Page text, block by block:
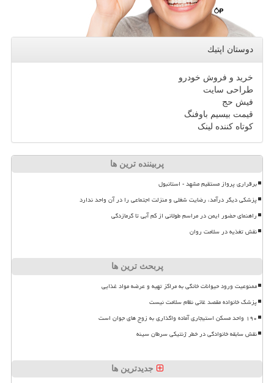
دوستان اپتیك
خرید و فروش خودرو
طراحی سایت
فیش حج
قیمت بیسیم باوفنگ
کوتاه کننده لینک
پربیننده ترین ها
برقراری پرواز مستقیم مشهد - استانبول
پزشکی دیگر درآمد، رضایت شغلی و منزلت اجتماعی را در آن واحد ندارد
راهنمای حضور ایمن در مراسم طولانی از کم آبی تا گرمازدگی
نقش تغذیه در سلامت روان
پربحث ترین ها
ممنوعیت ورود حیوانات خانگی به مراکز تهیه و عرضه مواد غذایی
پزشک خانواده مقصد غائی نظام سلامت نیست
۱۹۰ واحد مسکن استیجاری آماده واگذاری به زوج های جوان است
نقش سابقه خانوادگی در خطر ژنتیکی سرطان سینه
جدیدترین ها